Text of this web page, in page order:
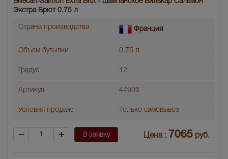
Экстра Брют 0.75 л
Страна производства Франция
Объем бутылки 0.75 л
Градус 12
Артикул 44936
Условия продаж: Только самовывоз
В заявку Цена : 7065 руб.